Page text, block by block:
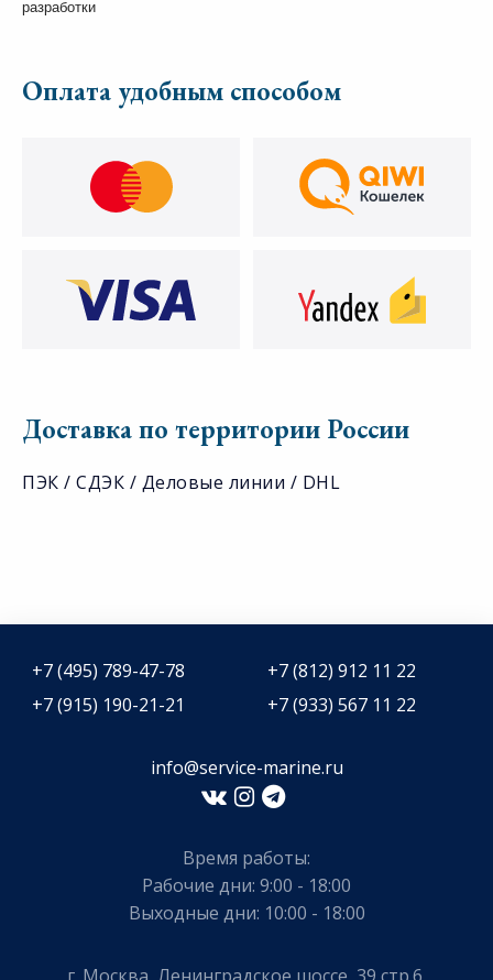
разработки
Оплата удобным способом
Доставка по территории России
ПЭК / СДЭК / Деловые линии / DHL
+7 (495) 789-47-78
+7 (812) 912 11 22
+7 (915) 190-21-21
+7 (933) 567 11 22
info@service-marine.ru​​
Время работы:
Рабочие дни: 9:00 - 18:00
Выходные дни: 10:00 - 18:00